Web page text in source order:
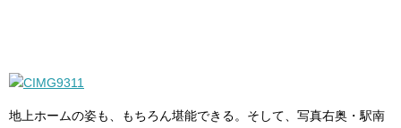
地上ホームの姿も、もちろん堪能できる。そして、写真右奥・駅南